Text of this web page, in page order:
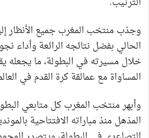
وجذب منتخب المغرب جميع الأنظار
الحالي بفضل نتائجه الرائعة وأداء
خلال مسيرته في البطولة، ما يجعله
المساواة مع عمالقة كرة القدم في
وأبهر منتخب المغرب كل متابعي
المذهل منذ مباراته الافتتاحية